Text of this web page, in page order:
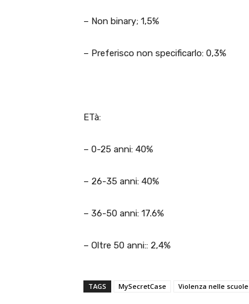
– Non binary; 1,5%
– Preferisco non specificarlo: 0,3%
ETà:
– 0-25 anni: 40%
– 26-35 anni: 40%
– 36-50 anni: 17.6%
– Oltre 50 anni:: 2,4%
TAGS MySecretCase Violenza nelle scuole